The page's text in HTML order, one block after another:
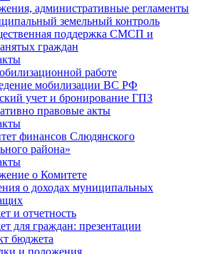
административные регламенты
земельный контроль
поддержка СМСП и
граждан
работе
мобилизации ВС РФ
учет и бронирование ГПЗ
правовые акты
финансов Слюдянского
района»
о Комитете
о доходах муниципальных
и отчетность
для граждан: презентации
бюджета
и положения